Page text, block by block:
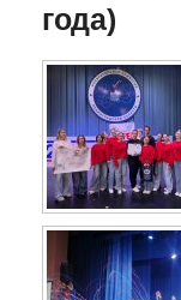
года)